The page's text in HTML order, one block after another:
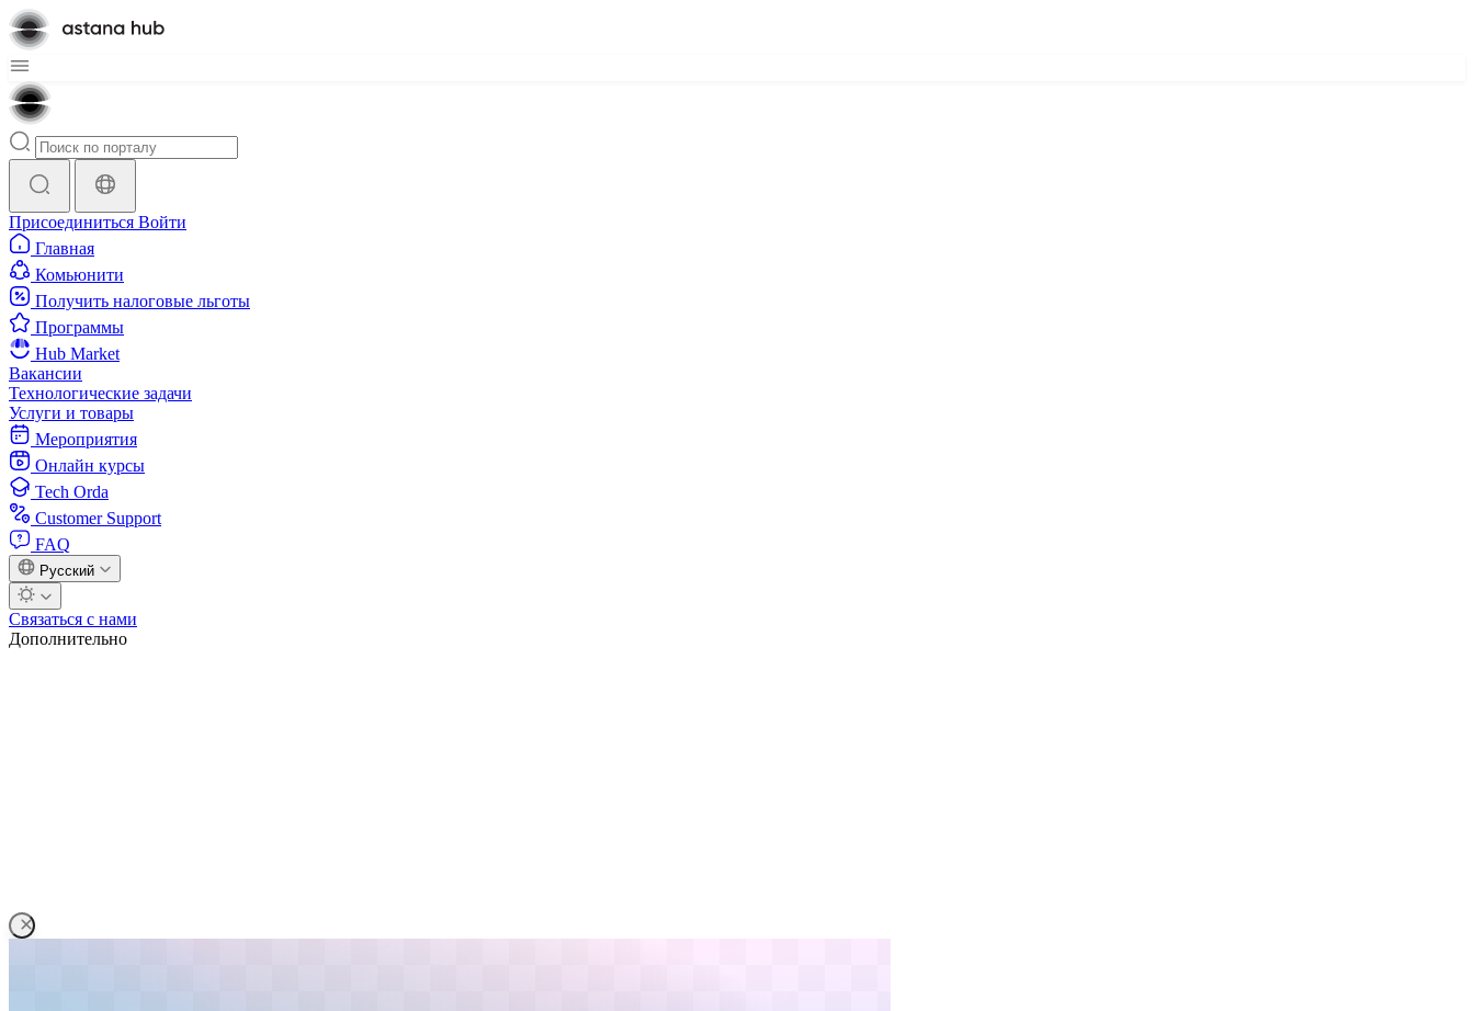
Присоединиться Войти
Главная
Комьюнити
Получить налоговые льготы
Программы
Hub Market
Вакансии
Технологические задачи
Услуги и товары
Мероприятия
Онлайн курсы
Tech Orda
Customer Support
FAQ
Русский
Связаться с нами
Дополнительно